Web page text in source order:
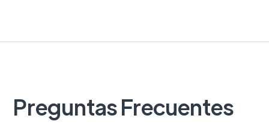
Preguntas Frecuentes